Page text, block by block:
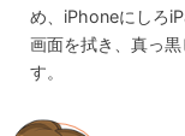
め、iPhoneにしろ
画面を拭き、真っ
す。